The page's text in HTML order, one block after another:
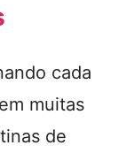
cada
muitas
de